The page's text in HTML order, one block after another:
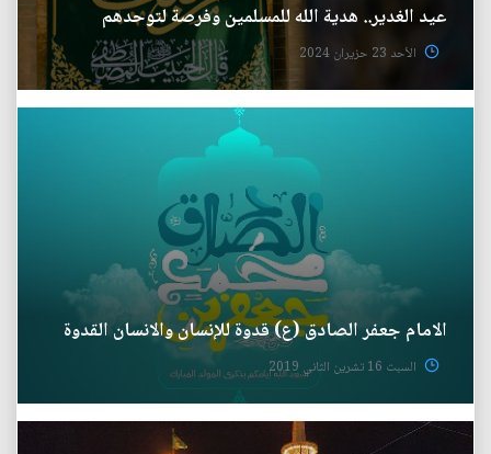
عيد الغدير.. هدية الله للمسلمين وفرصة لتوحدهم
الأحد 23 حزيران 2024
الامام جعفر الصادق (ع) قدوة للإنسان والانسان القدوة
السبت 16 تشرين الثاني 2019